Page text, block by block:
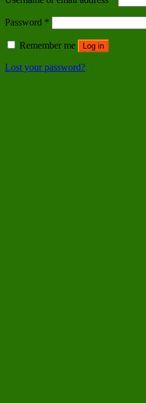
Password *
Remember me Log in
Lost your password?